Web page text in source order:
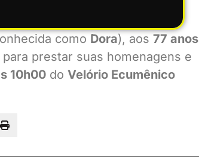
como Dora), aos 77 anos
prestar suas homenagens e
10h00 do Velório Ecumênico